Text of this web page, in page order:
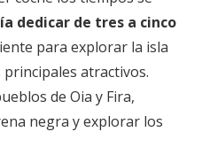
dedicar de tres a cinco
para explorar la isla
atractivos.
de Oia y Fira,
negra y explorar los